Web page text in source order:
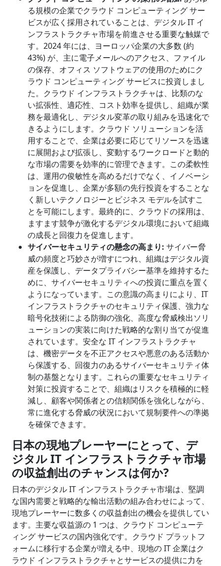
る規模の企業でクラウド コンピューティング サー
ビスが広く採用されていることは、デジタル IT イ
ンフラストラクチャ市場を前進させる重要な触媒で
す。2024 年には、ヨーロッパ企業の大多数 (約
43%) が、主に電子メールへのアクセス、ファイル
の保存、オフィス ソフトウェアの使用のためにク
ラウド コンピューティング サービスに投資しまし
た。クラウド インフラストラクチャは、比類のな
い拡張性、適応性、コスト効率を提供し、組織が業
務を最適化し、デジタル変革の取り組みを迅速化で
きるようにします。クラウド ソリューションを活
用することで、企業は必要に応じてリソースを迅速
に展開および拡張し、変動するワークロードと動的
な市場の需要を効率的に管理できます。この柔軟性
は、運用の俊敏性を高めるだけでなく、イノベーシ
ョンを促進し、企業が多額の先行投資をすることな
く新しいテクノロジーとビジネス モデルを試すこ
とを可能にします。最終的に、クラウドの採用は、
ますます競争が激化するデジタル環境において組織
の成長と回復力を促進します。
サイバーセキュリティの懸念の高まり: サイバー脅
威の頻度と巧妙さが増すにつれ、組織はデジタル資
産を保護し、データプライバシー基準を維持するた
めに、サイバーセキュリティへの投資に重点を置く
ようになっています。この意識の高まりにより、IT
インフラストラクチャのセキュリティ保護、強力な
暗号化技術による防御の強化、高度な脅威検出ソリ
ューションの実装に向けた戦略的な割り当てが促進
されています。安全な IT インフラストラクチャ
は、機密データを不正アクセスや悪意のある活動か
ら保護する、回復力のあるサイバーセキュリティ体
制の基盤となります。これらの重要なセキュリティ
対策に投資することで、組織はリスクを積極的に軽
減し、顧客や関係者との信頼関係を強化しながら、
常に進化する脅威の状況において規制要件への準拠
を確保できます。
日本の現地プレーヤーにとって、デ
ジタルIT インフラストラクチャ市場
の収益創出のチャンスは何か?
日本のデジタル IT インフラストラクチャ市場は、堅調
な国内需要と戦略的な輸出活動の組み合わせによって、
現地プレーヤーに数多くの収益創出の機会を提供してい
ます。主要な収益源の 1 つは、クラウド コンピューテ
ィング サービスの国内強化です。クラウド プラットフ
ォームに移行する企業が増える中、現地の IT 企業はク
ラウド インフラストラクチャとサービスの提供に力を